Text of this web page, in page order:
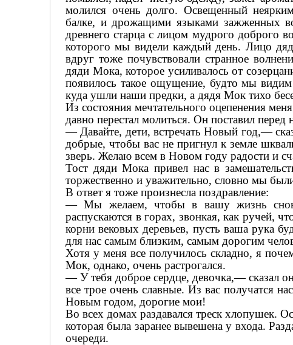
молился очень долго. Освещенный
балке, и дрожащими языками зажженных
древнего старца с лицом мудрого доброго
которого мы видели каждый день. Лицо
вдруг тоже почувствовали странное
дяди Мока, которое усиливалось от
появилось такое ощущение, будто мы
куда ушли наши предки, а дядя Мок тихо
Из состояния мечтательного оцепенения
давно перестал молиться. Он поставил
— Давайте, дети, встречать Новый год,—
добрые, чтобы вас не пригнул к земле
зверь. Желаю всем в Новом году радости и
Тост дяди Мока привел нас в
торжественно и уважительно, словно мы
В ответ я тоже произнесла поздравление:
— Мы желаем, чтобы в вашу жизнь
распускаются в горах, звонкая, как ручей,
корни вековых деревьев, пусть ваша рука
для нас самым близким, самым дорогим
Хотя у меня все получилось складно, я
Мок, однако, очень растрогался.
— У тебя доброе сердце, девочка,—
все трое очень славные. Из вас получатся
Новым годом, дорогие мои!
Во всех домах раздавался треск хлопушек.
которая была заранее вывешена у входа.
очереди.